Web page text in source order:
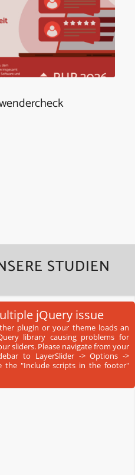
STUDIEN
jQuery issue
plugin or your theme loads an
library causing problems for
sliders. Please navigate from your
to LayerSlider -> Options ->
the "Include scripts in the footer"